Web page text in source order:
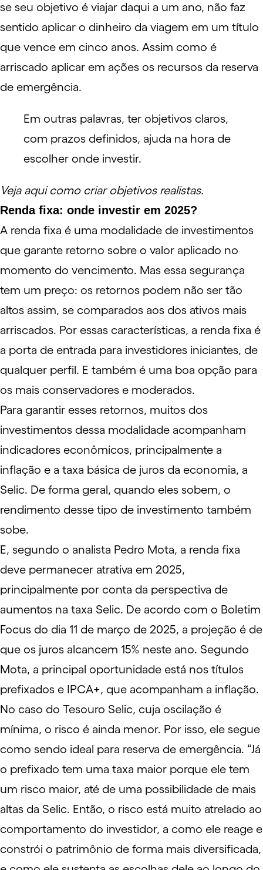
se seu objetivo é viajar daqui a um ano, não faz
sentido aplicar o dinheiro da viagem em um título
que vence em cinco anos. Assim como é
arriscado aplicar em ações os recursos da reserva
de emergência.
Em outras palavras, ter objetivos claros,
com prazos definidos, ajuda na hora de
escolher onde investir.
Veja aqui como criar objetivos realistas.
Renda fixa: onde investir em 2025?
A renda fixa é uma modalidade de investimentos
que garante retorno sobre o valor aplicado no
momento do vencimento. Mas essa segurança
tem um preço: os retornos podem não ser tão
altos assim, se comparados aos dos ativos mais
arriscados. Por essas características, a renda fixa é
a porta de entrada para investidores iniciantes, de
qualquer perfil. E também é uma boa opção para
os mais conservadores e moderados.
Para garantir esses retornos, muitos dos
investimentos dessa modalidade acompanham
indicadores econômicos, principalmente a
inflação e a taxa básica de juros da economia, a
Selic. De forma geral, quando eles sobem, o
rendimento desse tipo de investimento também
sobe.
E, segundo o analista Pedro Mota, a renda fixa
deve permanecer atrativa em 2025,
principalmente por conta da perspectiva de
aumentos na taxa Selic. De acordo com o Boletim
Focus do dia 11 de março de 2025, a projeção é de
que os juros alcancem 15% neste ano. Segundo
Mota, a principal oportunidade está nos títulos
prefixados e IPCA+, que acompanham a inflação.
No caso do Tesouro Selic, cuja oscilação é
mínima, o risco é ainda menor. Por isso, ele segue
como sendo ideal para reserva de emergência. “Já
o prefixado tem uma taxa maior porque ele tem
um risco maior, até de uma possibilidade de mais
altas da Selic. Então, o risco está muito atrelado ao
comportamento do investidor, a como ele reage e
constrói o patrimônio de forma mais diversificada,